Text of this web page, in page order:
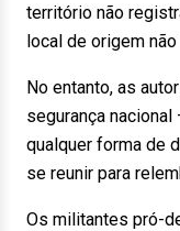
território não
local de origem
No entanto, as
segurança
qualquer forma de
se reunir para
Os militantes pró-